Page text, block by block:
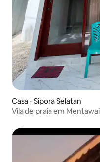
Casa ⋅ Sipora Selatan
Vila de praia em Mentawai